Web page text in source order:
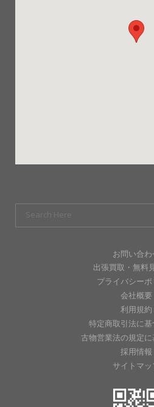
お問い合
出張買取・無料
プライバシー
会社概要
利用規約
特定商取引法に
古物営業法の規定
採用情報
サイトマ